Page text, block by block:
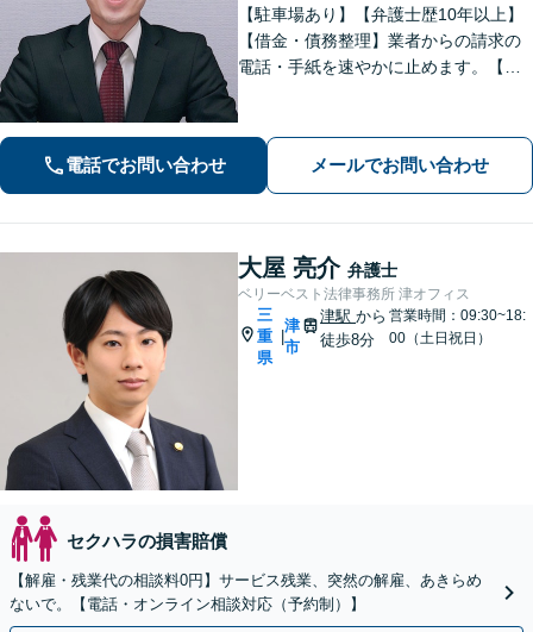
【駐車場あり】【弁護士歴10年以上】
【借金・債務整理】業者からの請求の
電話・手紙を速やかに止めます。【交
ます。【分割払い利用可】【当日・夜
間の面談可】【完全個室で対応】
電話でお問い合わせ メールでお問い合わせ
大屋 亮介 弁護士
ベリーベスト法律事務所 津オフィス
三
重
県
|
津
市
津駅から
徒歩8分
営業時間：09:30~18:
00（土日祝日）
セクハラの損害賠償
【解雇・残業代の相談料0円】サービス残業、突然の解雇、あきらめ
ないで。【電話・オンライン相談対応（予約制）】